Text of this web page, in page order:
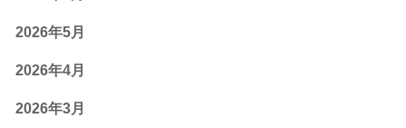
2026年5月
2026年4月
2026年3月